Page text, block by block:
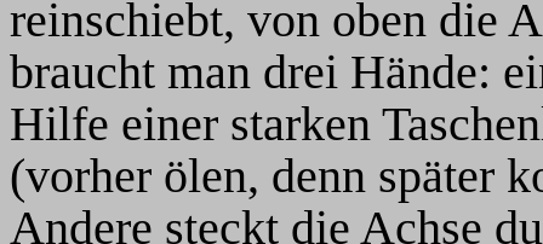
reinschiebt, von oben die
braucht man drei Hände:
Hilfe einer starken
(vorher ölen, denn später
Andere steckt die Achse